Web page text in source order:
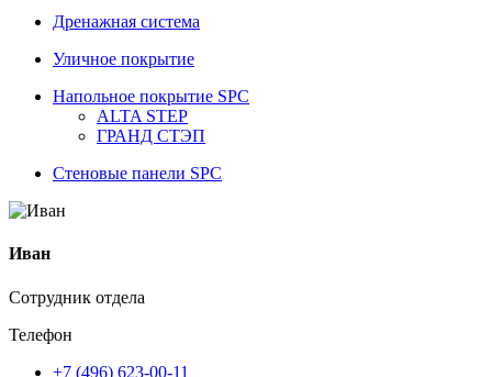
Дренажная система
Уличное покрытие
Напольное покрытие SPC
ALTA STEP
ГРАНД СТЭП
Стеновые панели SPC
Иван
Сотрудник отдела
Телефон
+7 (496) 623-00-11